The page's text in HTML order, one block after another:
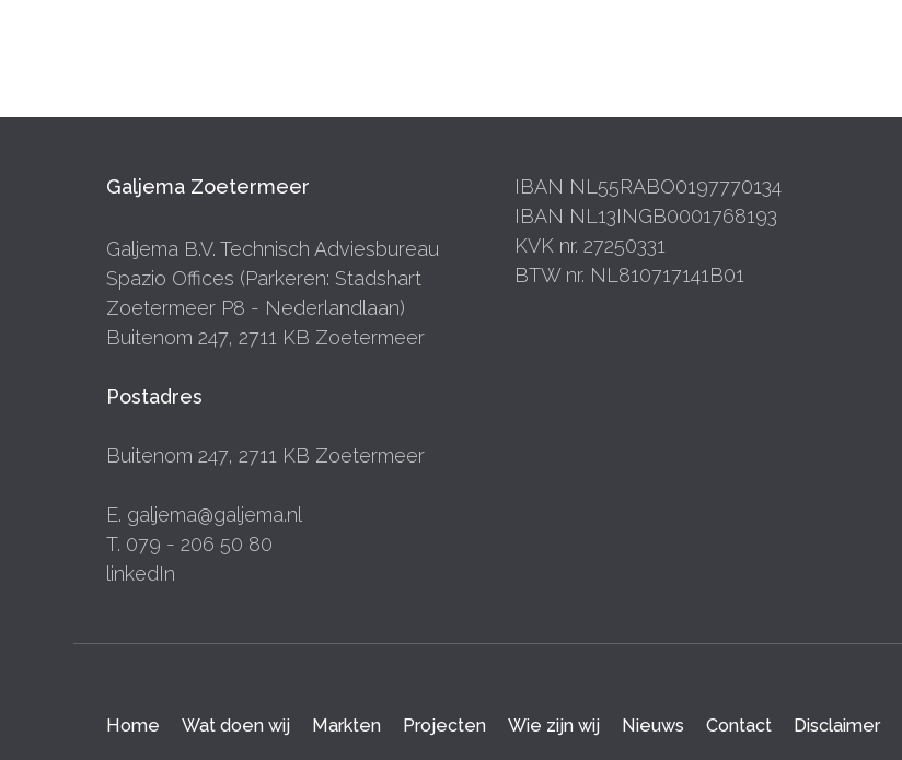
Galjema Zoetermeer
Galjema B.V. Technisch Adviesbureau
Spazio Offices (Parkeren: Stadshart
Zoetermeer P8 - Nederlandlaan)
Buitenom 247, 2711 KB Zoetermeer
Postadres
Buitenom 247, 2711 KB Zoetermeer
E. galjema@galjema.nl
T. 079 - 206 50 80
linkedIn
IBAN NL55RABO0197770134
IBAN NL13INGB0001768193
KVK nr. 27250331
BTW nr. NL810717141B01
Home Wat doen wij Markten Projecten Wie zijn wij Nieuws Contact Disclaimer